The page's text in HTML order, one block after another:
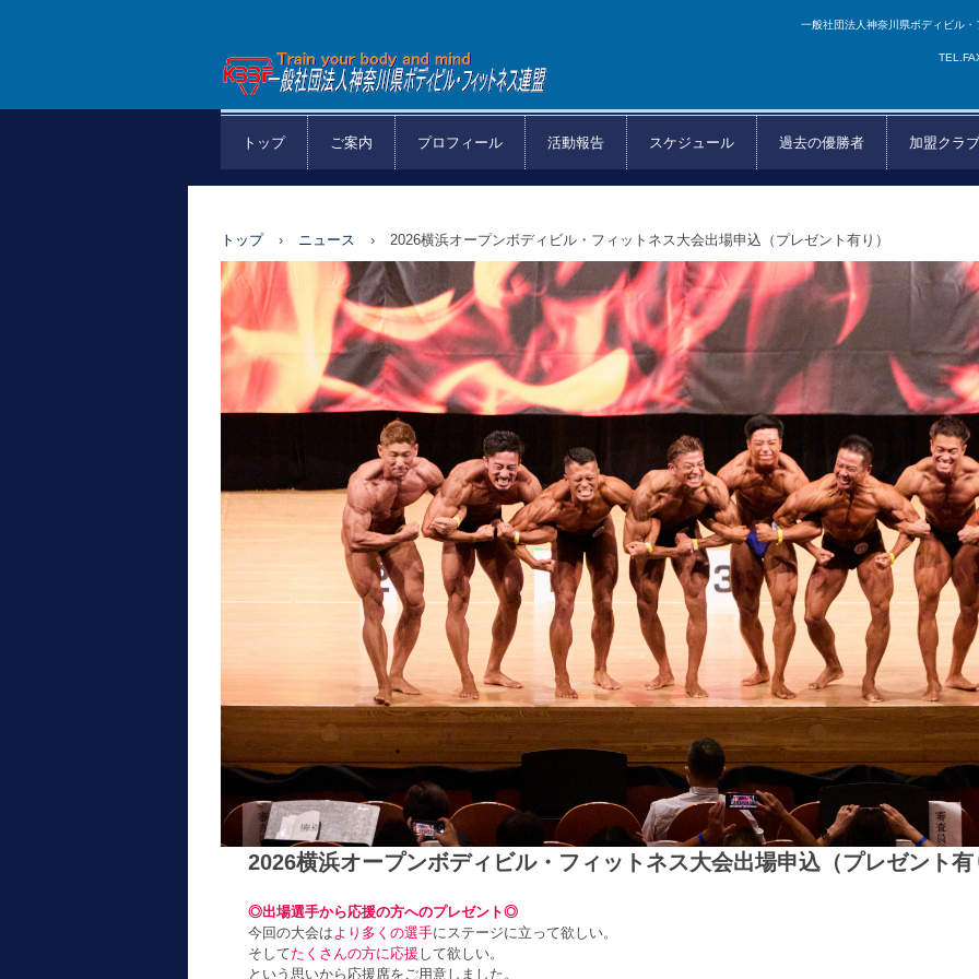
一般社団法人神奈川県ボ
ディビル・フィットネス
一般社団法人神奈川県ボディビル
トップ ご案内 プロフィール 活動報告 スケジュール 過去の優勝者 加盟クラブ
トップ › ニュース › 2026横浜オープンボディビル・フィットネス大会出場申込（プレゼント有り）
2026横浜オープンボディビル・フィットネス大会出場申込（プレゼント有
◎出場選手から応援の方へのプレゼント◎
今回の大会はより多くの選手にステージに立って欲しい。
そしてたくさんの方に応援 して欲しい。
という思いから応援席をご用意しました。